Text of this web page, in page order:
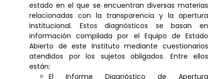
estado en el que se encuentran diversas materias
relacionadas con la transparencia y la apertura
institucional. Estos diagnósticos se basan en
información compilada por el Equipo de Estado
Abierto de este Instituto mediante cuestionarios
atendidos por los sujetos obligados. Entre ellos
están:
El Informe Diagnóstico de Apertura